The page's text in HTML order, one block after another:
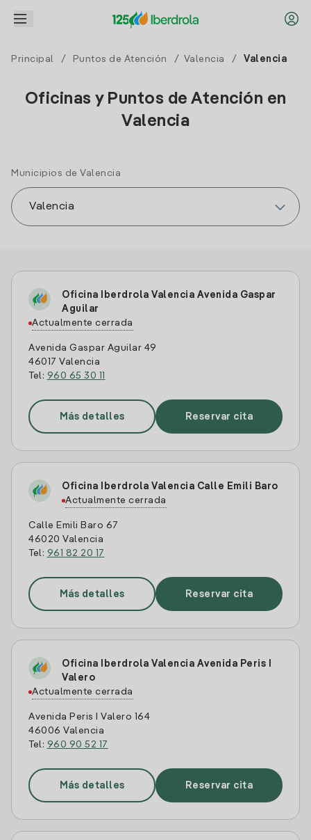
Principal / Puntos de Atención / Valencia / Valencia
Oficinas y Puntos de Atención en
Valencia
Municipios de Valencia
Oficina Iberdrola Valencia Avenida Gaspar
Aguilar
Actualmente cerrada
Avenida Gaspar Aguilar 49
46017 Valencia
Tel: 960 65 30 11
Más detalles Reservar cita
Oficina Iberdrola Valencia Calle Emili Baro
Actualmente cerrada
Calle Emili Baro 67
46020 Valencia
Tel: 961 82 20 17
Más detalles Reservar cita
Oficina Iberdrola Valencia Avenida Peris I
Valero
Actualmente cerrada
Avenida Peris I Valero 164
46006 Valencia
Tel: 960 90 52 17
Más detalles Reservar cita